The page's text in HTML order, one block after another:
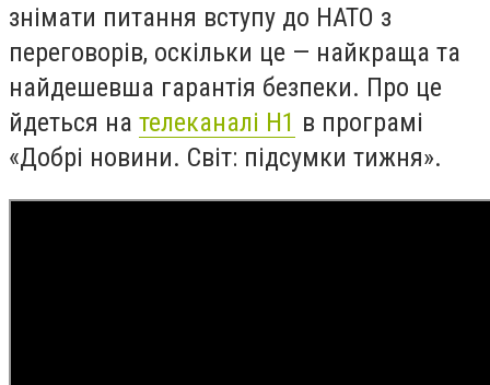
знімати питання вступу до НАТО з
переговорів, оскільки це — найкраща та
найдешевша гарантія безпеки. Про це
йдеться на телеканалі Н1 в програмі
«Добрі новини. Світ: підсумки тижня».